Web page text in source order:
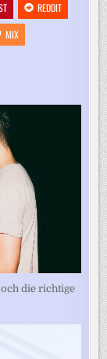
REDDIT
MIX
die richtige